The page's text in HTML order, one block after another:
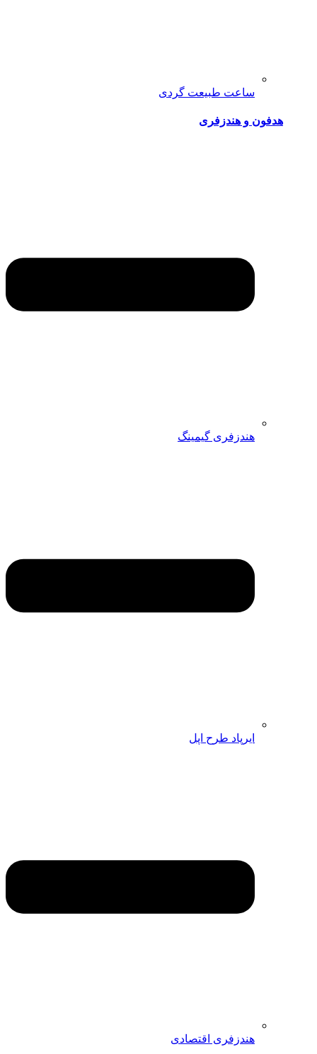
ساعت طبیعت گردی
هدفون و هندزفری
هندزفری گیمینگ
ایرپاد طرح اپل
هندزفری اقتصادی